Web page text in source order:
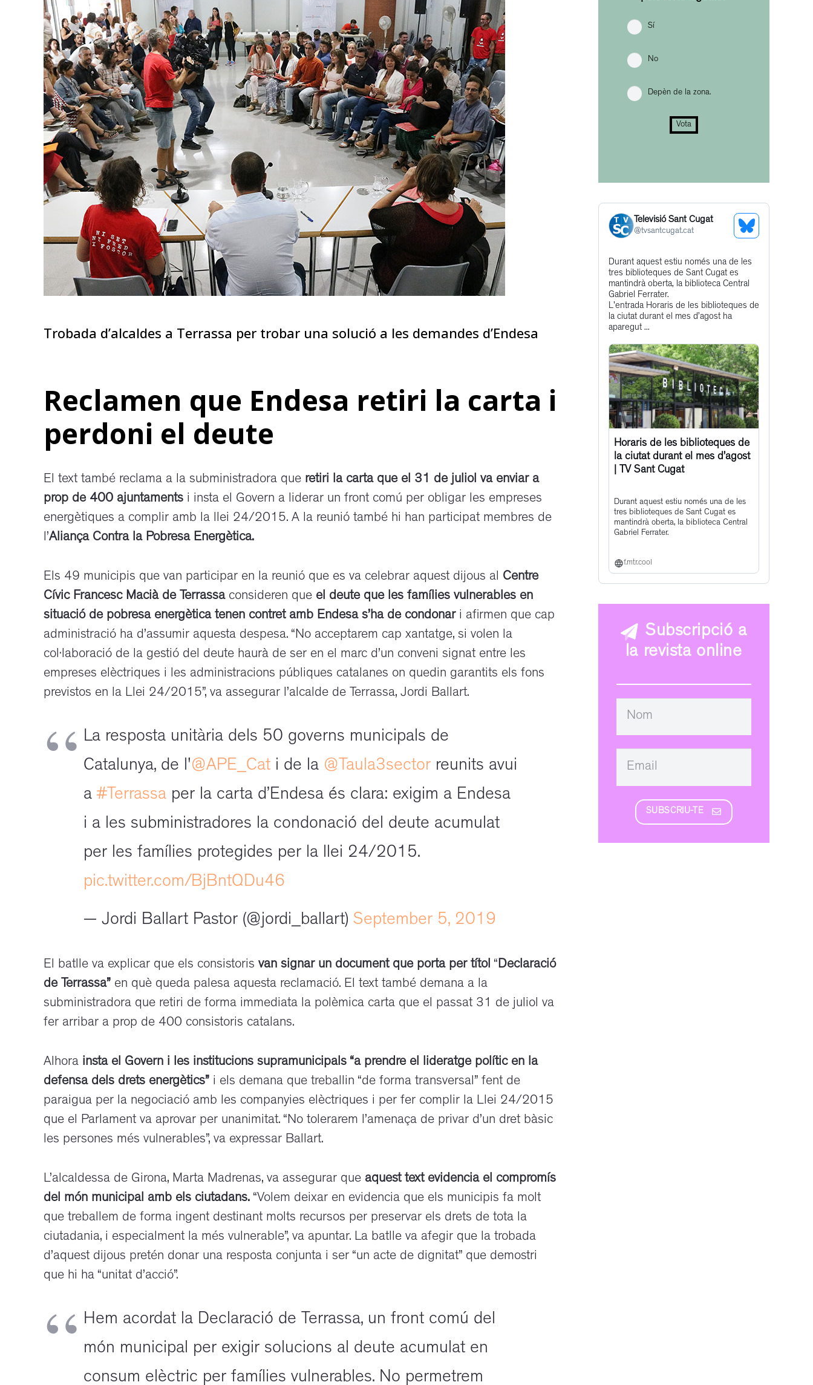
Trobada d’alcaldes a Terrassa per trobar una solució a les demandes d’Endesa
Reclamen que Endesa retiri la carta i
perdoni el deute
El text també reclama a la subministradora que retiri la carta que el 31 de juliol va enviar a
prop de 400 ajuntaments i insta el Govern a liderar un front comú per obligar les empreses
energètiques a complir amb la llei 24/2015. A la reunió també hi han participat membres de
l’Aliança Contra la Pobresa Energètica.
Els 49 municipis que van participar en la reunió que es va celebrar aquest dijous al Centre
Cívic Francesc Macià de Terrassaconsideren que el deute que les famílies vulnerables en
situació de pobresa energètica tenen contret amb Endesa s’ha de condonari afirmen que cap
administració ha d’assumir aquesta despesa. “No acceptarem cap xantatge, si volen la
col·laboració de la gestió del deute haurà de ser en el marc d’un conveni signat entre les
empreses elèctriques i les administracions públiques catalanes on quedin garantits els fons
previstos en la Llei 24/2015”, va assegurar l’alcalde de Terrassa, Jordi Ballart.
La resposta unitària dels 50 governs municipals de
Catalunya, de l'@APE_Cat i de la @Taula3sector reunits avui
a#Terrassa per la carta d’Endesa és clara: exigim a Endesa
i a les subministradores la condonació del deute acumulat
per les famílies protegides per la llei 24/2015.
pic.twitter.com/BjBntQDu46
— Jordi Ballart Pastor (@jordi_ballart) September 5, 2019
El batlle va explicar que els consistoris van signar un document que porta per títol “Declaració
de Terrassa” en què queda palesa aquesta reclamació. El text també demana a la
subministradora que retiri de forma immediata la polèmica carta que el passat 31 de juliol va
fer arribar a prop de 400 consistoris catalans.
Alhora insta el Govern i les institucions supramunicipals “a prendre el lideratge polític en la
defensa dels drets energètics” i els demana que treballin “de forma transversal” fent de
paraigua per la negociació amb les companyies elèctriques i per fer complir la Llei 24/2015
que el Parlament va aprovar per unanimitat. “No tolerarem l’amenaça de privar d’un dret bàsic
les persones més vulnerables”, va expressar Ballart.
L’alcaldessa de Girona, Marta Madrenas, va assegurar que aquest text evidencia el compromís
del món municipal amb els ciutadans. “Volem deixar en evidencia que els municipis fa molt
que treballem de forma ingent destinant molts recursos per preservar els drets de tota la
ciutadania, i especialment la més vulnerable”, va apuntar. La batlle va afegir que la trobada
d’aquest dijous pretén donar una resposta conjunta i ser “un acte de dignitat” que demostri
que hi ha “unitat d’acció”.
Hem acordat la Declaració de Terrassa, un front comú del
món municipal per exigir solucions al deute acumulat en
consum elèctric per famílies vulnerables. No permetrem
Sí
No
Depèn de la zona.
Vota
Televisió Sant Cugat
@tvsantcugat.cat
See
Profile
Get
to
this
post
Durant aquest estiu només una de les
tres biblioteques de Sant Cugat es
mantindrà oberta, la biblioteca Central
Gabriel Ferrater.
L'entrada Horaris de les biblioteques de
la ciutat durant el mes d’agost ha
aparegut ...
Horaris de les biblioteques de
la ciutat durant el mes d’agost
| TV Sant Cugat
Durant aquest estiu només una de les
tres biblioteques de Sant Cugat es
mantindrà oberta, la biblioteca Central
Gabriel Ferrater.
f.mtr.cool
Subscripció a
la revista online
SUBSCRIU-TE